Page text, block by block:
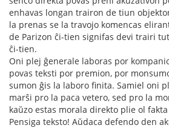
enhavas longan trairon de tiun
la prenas se la travojo komencas
de Parizon ĉi-tien signifas devi trairi
ĉi-tien.
Oni plej ĝenerale laboras por
povas teksti por premion, por
sumon ĝis la laboro finita. Samiel oni
marŝi pro la paca vetero, sed pro la
kaŭzo estas morala direkto plie ol fakta
Pensiga teksto! Aŭdaca defendo den